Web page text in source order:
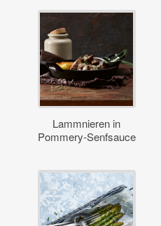
Lammnieren in
Pommery-Senfsauce